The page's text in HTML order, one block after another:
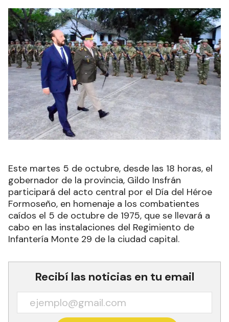
Este martes 5 de octubre, desde las 18 horas, el
gobernador de la provincia, Gildo Insfrán
participará del acto central por el Día del Héroe
Formoseño, en homenaje a los combatientes
caídos el 5 de octubre de 1975, que se llevará a
cabo en las instalaciones del Regimiento de
Infantería Monte 29 de la ciudad capital.
Recibí las noticias en tu email